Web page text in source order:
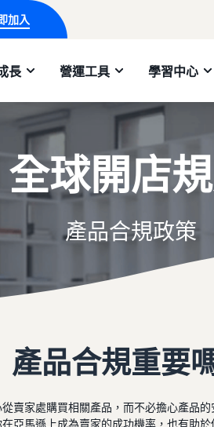
加入
長 營運工具 學習中心
全球開店
產品合規政策
產品合規重要
賣家處購買相關產品，而不必擔心產品
亞馬遜上成為賣家的成功機率，也有助